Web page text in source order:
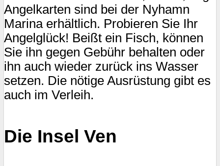
Angelkarten sind bei der Nyhamn
Marina erhältlich. Probieren Sie Ihr
Angelglück! Beißt ein Fisch, können
Sie ihn gegen Gebühr behalten oder
ihn auch wieder zurück ins Wasser
setzen. Die nötige Ausrüstung gibt es
auch im Verleih.
Die Insel Ven